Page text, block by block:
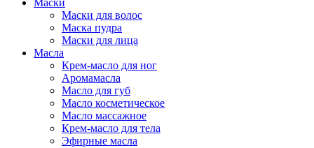
Маски
Маски для волос
Маска пудра
Маски для лица
Масла
Крем-масло для ног
Аромамасла
Масло для губ
Масло косметическое
Масло массажное
Крем-масло для тела
Эфирные масла